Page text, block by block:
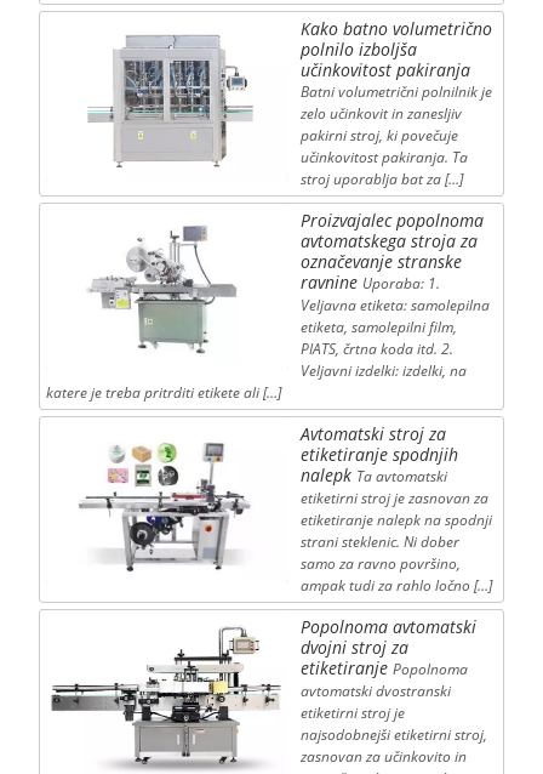
Kako batno volumetrično
polnilo izboljša
učinkovitost pakiranja
Batni volumetrični polnilnik je
zelo učinkovit in zanesljiv
pakirni stroj, ki povečuje
učinkovitost pakiranja. Ta
stroj uporablja bat za […]
Proizvajalec popolnoma
avtomatskega stroja za
označevanje stranske
ravnine Uporaba: 1.
Veljavna etiketa: samolepilna
etiketa, samolepilni film,
PIATS, črtna koda itd. 2.
Veljavni izdelki: izdelki, na
katere je treba pritrditi etikete ali […]
Avtomatski stroj za
etiketiranje spodnjih
nalepk Ta avtomatski
etiketirni stroj je zasnovan za
etiketiranje nalepk na spodnji
strani steklenic. Ni dober
samo za ravno površino,
ampak tudi za rahlo ločno […]
Popolnoma avtomatski
dvojni stroj za
etiketiranje Popolnoma
avtomatski dvostranski
etiketirni stroj je
najsodobnejši etiketirni stroj,
zasnovan za učinkovito in